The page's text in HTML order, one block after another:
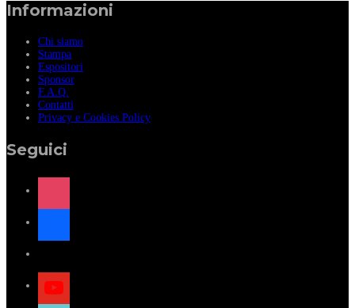
Informazioni
Chi siamo
Stampa
Espositori
Sponsor
F.A.Q.
Contatti
Privacy e Cookies Policy
Seguici
instagram
facebook
x
youtube